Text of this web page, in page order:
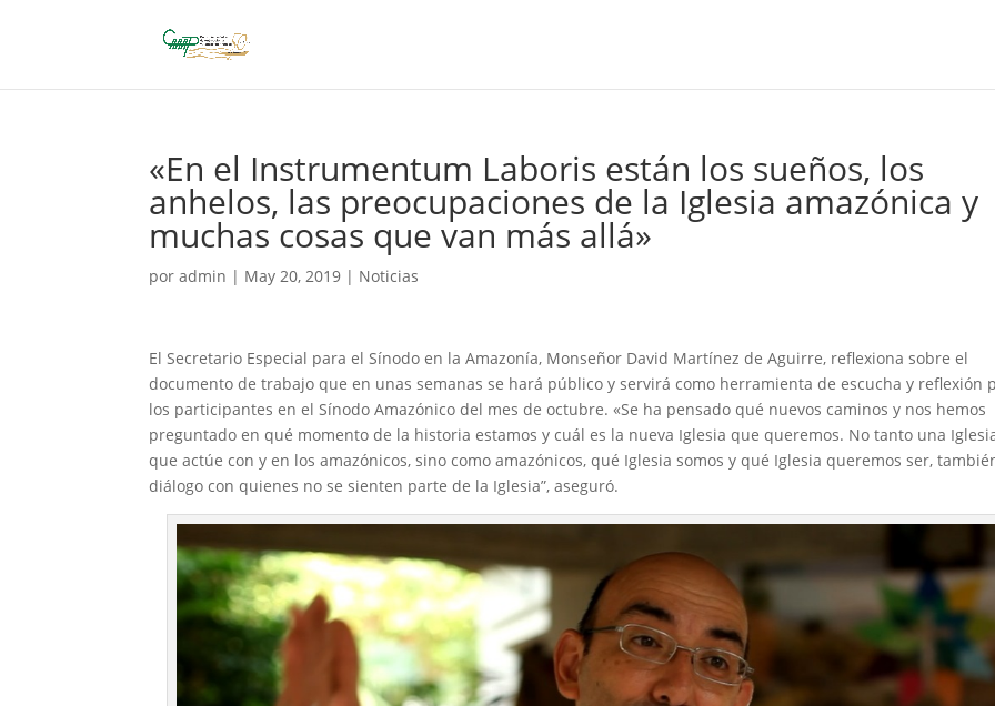
«En el Instrumentum Laboris están los sueños, los
anhelos, las preocupaciones de la Iglesia amazónica y
muchas cosas que van más allá»
poradmin | May 20, 2019 | Noticias
El Secretario Especial para el Sínodo en la Amazonía, Monseñor David Martínez de Aguirre, reflexiona sobre el
documento de trabajo que en unas semanas se hará público y servirá como herramienta de escucha y reflexión
los participantes en el Sínodo Amazónico del mes de octubre. «Se ha pensado qué nuevos caminos y nos hemos
preguntado en qué momento de la historia estamos y cuál es la nueva Iglesia que queremos. No tanto una
que actúe con y en los amazónicos, sino como amazónicos, qué Iglesia somos y qué Iglesia queremos ser,
diálogo con quienes no se sienten parte de la Iglesia”, aseguró.